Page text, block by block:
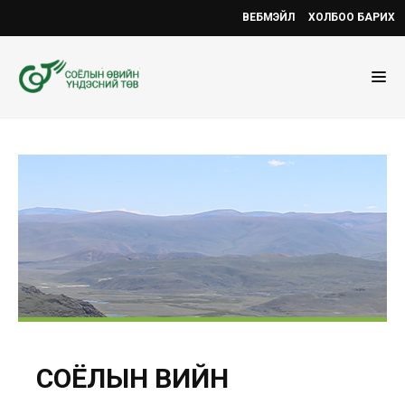
ВЕБМЭЙЛ ХОЛБОО БАРИХ
СОЁЛЫН ӨВИЙН